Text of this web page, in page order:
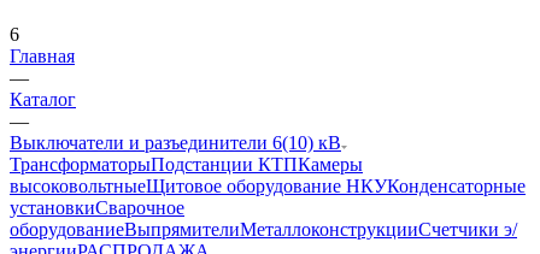
6
Главная
—
Каталог
—
Выключатели и разъединители 6(10) кВ
ТрансформаторыПодстанции КТПКамеры
высоковольтныеЩитовое оборудование НКУКонденсаторные
установкиСварочное
оборудованиеВыпрямителиМеталлоконструкцииСчетчики э/